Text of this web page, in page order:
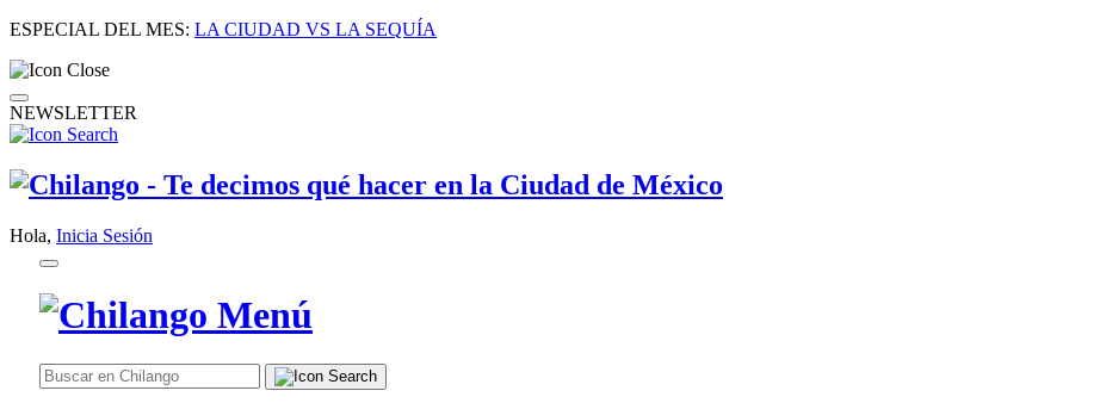
ESPECIAL DEL MES: LA CIUDAD VS LA SEQUÍA
NEWSLETTER
Hola, Inicia Sesión